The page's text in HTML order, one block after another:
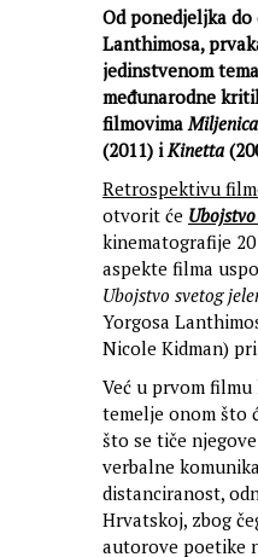
Od ponedjeljka
Lanthimosa,
jedinstvenom
međunarodne
filmovimaMiljenica
(2011) iKinetta
Retrospektivu
otvorit će
kinematografije
aspekte filma
Ubojstvo svetog
Yorgosa
Nicole Kidman)
Već u prvom
temelje onom što
što se tiče
verbalne
distanciranost,
Hrvatskoj, zbog
autorove poetike